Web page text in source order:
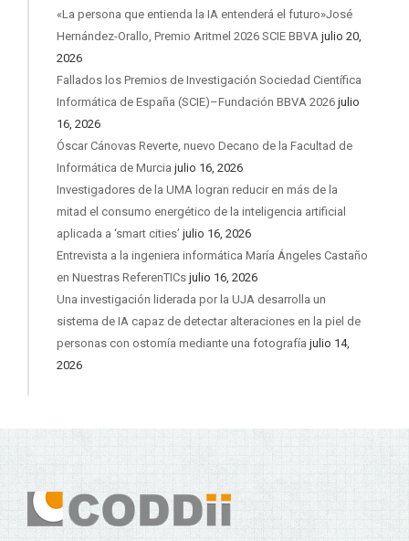
«La persona que entienda la IA entenderá el futuro»José
Hernández-Orallo, Premio Aritmel 2026 SCIE BBVA julio 20,
2026
Fallados los Premios de Investigación Sociedad Científica
Informática de España (SCIE)–Fundación BBVA 2026 julio
16, 2026
Óscar Cánovas Reverte, nuevo Decano de la Facultad de
Informática de Murcia julio 16, 2026
Investigadores de la UMA logran reducir en más de la
mitad el consumo energético de la inteligencia artificial
aplicada a ‘smart cities’ julio 16, 2026
Entrevista a la ingeniera informática María Ángeles Castaño
en Nuestras ReferenTICs julio 16, 2026
Una investigación liderada por la UJA desarrolla un
sistema de IA capaz de detectar alteraciones en la piel de
personas con ostomía mediante una fotografía julio 14,
2026